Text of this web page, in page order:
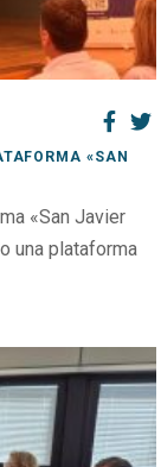
«SAN
«San Javier
una plataforma